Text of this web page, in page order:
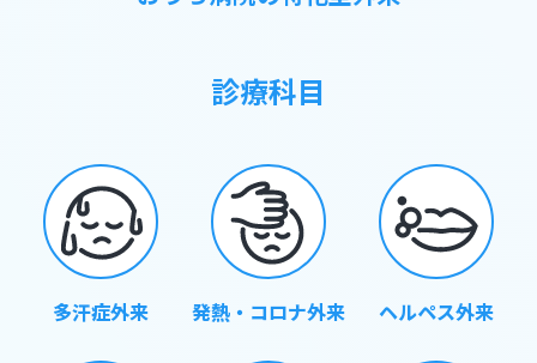
診療科目
多汗症外来 発熱・コロナ外来 ヘルペス外来